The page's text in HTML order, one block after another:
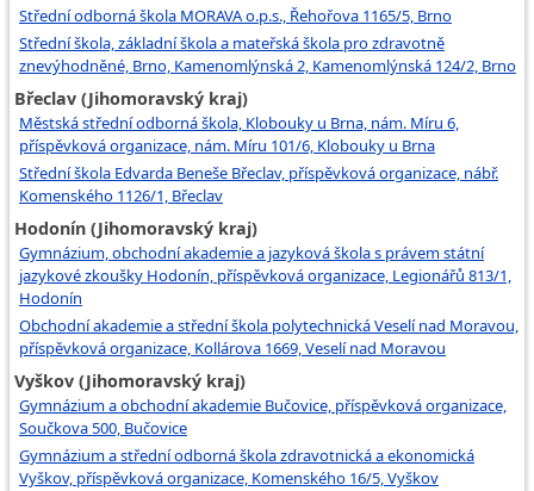
Střední odborná škola MORAVA o.p.s., Řehořova 1165/5, Brno
Střední škola, základní škola a mateřská škola pro zdravotně
znevýhodněné, Brno, Kamenomlýnská 2, Kamenomlýnská 124/2, Brno
Břeclav (Jihomoravský kraj)
Městská střední odborná škola, Klobouky u Brna, nám. Míru 6,
příspěvková organizace, nám. Míru 101/6, Klobouky u Brna
Střední škola Edvarda Beneše Břeclav, příspěvková organizace, nábř.
Komenského 1126/1, Břeclav
Hodonín (Jihomoravský kraj)
Gymnázium, obchodní akademie a jazyková škola s právem státní
jazykové zkoušky Hodonín, příspěvková organizace, Legionářů 813/1,
Hodonín
Obchodní akademie a střední škola polytechnická Veselí nad Moravou,
příspěvková organizace, Kollárova 1669, Veselí nad Moravou
Vyškov (Jihomoravský kraj)
Gymnázium a obchodní akademie Bučovice, příspěvková organizace,
Součkova 500, Bučovice
Gymnázium a střední odborná škola zdravotnická a ekonomická
Vyškov, příspěvková organizace, Komenského 16/5, Vyškov